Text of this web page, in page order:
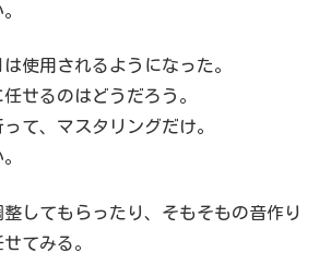
使用されるようになった。
せるのはどうだろう。
て、マスタリングだけ。
してもらったり、そもそもの音作り
てみる。